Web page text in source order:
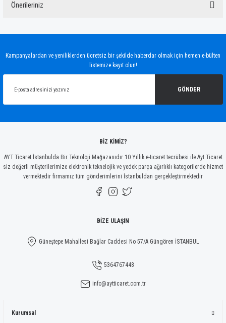
Önerileriniz
Ürün açıklamasında eksik bilgiler bulunuyor.
Gönder
Kampanyalardan ve yeniliklerden ücretsiz bir şekilde haberdar olmak için hemen e-bülten
listemize kayıt olun!
GÖNDER
BİZ KİMİZ?
AYT Ticaret İstanbulda Bir Teknoloji Mağazasıdır 10 Yıllık e-ticaret tecrübesi ile Ayt Ticaret
siz değerli müşterilerimize elektronik teknelojik ve yedek parça ağırlıklı kategorilerde hizmet
vermektedir firmamız tüm gönderimlerini İstanbuldan gerçekleştirmektedir
BİZE ULAŞIN
Güneştepe Mahallesi Bağlar Caddesi No 57/A Güngören İSTANBUL
5364767448
info@aytticaret.com.tr
Kurumsal